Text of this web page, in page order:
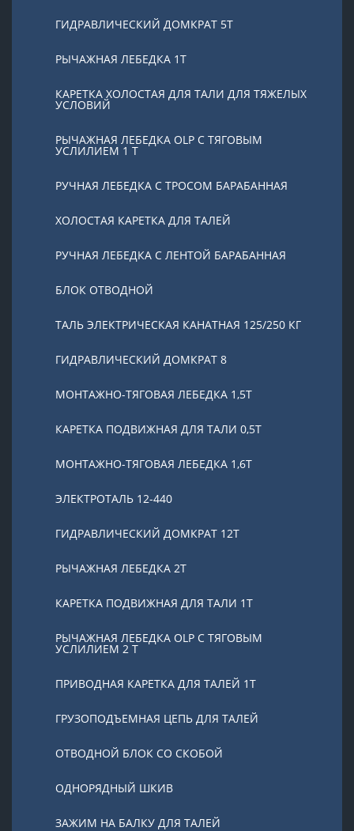
ГИДРАВЛИЧЕСКИЙ ДОМКРАТ 5T
РЫЧАЖНАЯ ЛЕБЕДКА 1Т
КАРЕТКА ХОЛОСТАЯ ДЛЯ ТАЛИ ДЛЯ ТЯЖЕЛЫХ
УСЛОВИЙ
РЫЧАЖНАЯ ЛЕБЕДКА OLP С ТЯГОВЫМ
УСЛИЛИЕМ 1 Т
РУЧНАЯ ЛЕБЕДКА С ТРОСОМ БАРАБАННАЯ
ХОЛОСТАЯ КАРЕТКА ДЛЯ ТАЛЕЙ
РУЧНАЯ ЛЕБЕДКА С ЛЕНТОЙ БАРАБАННАЯ
БЛОК ОТВОДНОЙ
ТАЛЬ ЭЛЕКТРИЧЕСКАЯ КАНАТНАЯ 125/250 КГ
ГИДРАВЛИЧЕСКИЙ ДОМКРАТ 8
МОНТАЖНО-ТЯГОВАЯ ЛЕБЕДКА 1,5Т
КАРЕТКА ПОДВИЖНАЯ ДЛЯ ТАЛИ 0,5Т
МОНТАЖНО-ТЯГОВАЯ ЛЕБЕДКА 1,6Т
ЭЛЕКТРОТАЛЬ 12-440
ГИДРАВЛИЧЕСКИЙ ДОМКРАТ 12Т
РЫЧАЖНАЯ ЛЕБЕДКА 2Т
КАРЕТКА ПОДВИЖНАЯ ДЛЯ ТАЛИ 1Т
РЫЧАЖНАЯ ЛЕБЕДКА OLP С ТЯГОВЫМ
УСЛИЛИЕМ 2 Т
ПРИВОДНАЯ КАРЕТКА ДЛЯ ТАЛЕЙ 1Т
ГРУЗОПОДЪЕМНАЯ ЦЕПЬ ДЛЯ ТАЛЕЙ
ОТВОДНОЙ БЛОК СО СКОБОЙ
ОДНОРЯДНЫЙ ШКИВ
ЗАЖИМ НА БАЛКУ ДЛЯ ТАЛЕЙ